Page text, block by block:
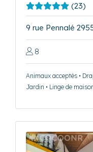
(23)
9 rue Pennalé
8
Animaux acceptés •
Jardin • Linge de